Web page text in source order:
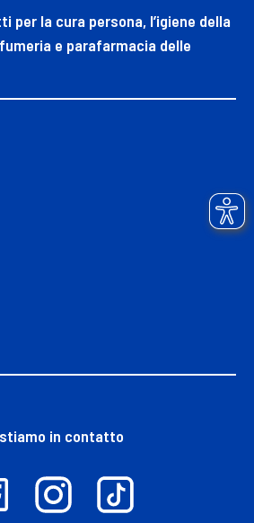
per la cura persona, l’igiene della
e parafarmacia delle
in contatto